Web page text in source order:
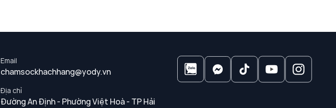
Email
chamsockhachhang@yody.vn
Địa chỉ
Đường An Định - Phường Việt Hoà - TP Hải